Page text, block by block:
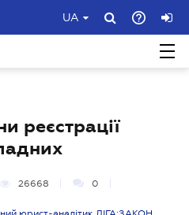
UA
реєстрації
26668 0